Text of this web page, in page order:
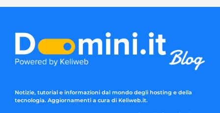
Notizie, tutorial e informazioni dal mondo degli hosting e della
tecnologia. Aggiornamenti a cura di Keliweb.it.